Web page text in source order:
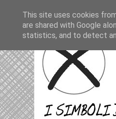
This site uses cookies
are shared with Google
statistics, and to detect